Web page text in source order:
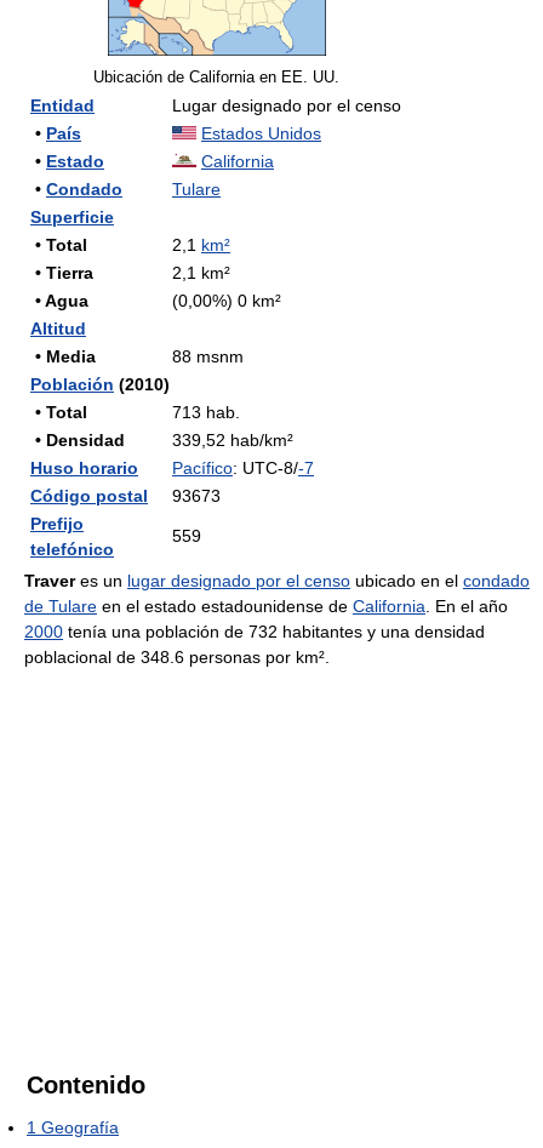
Ubicación de California en EE. UU.
Entidad
Lugar designado por el censo
• País
Estados Unidos
• Estado
California
• Condado
Tulare
Superficie
• Total
2,1 km²
• Tierra
2,1 km²
• Agua
(0,00%) 0 km²
Altitud
• Media
88 msnm
Población (2010)
• Total
713 hab.
• Densidad
339,52 hab/km²
Huso horario
Pacífico: UTC-8/-7
Código postal
93673
Prefijo
telefónico
559
Traveres un lugar designado por el censo ubicado en el condado
de Tulare en el estado estadounidense de California . En el año
2000 tenía una población de 732 habitantes y una densidad
poblacional de 348.6 personas por km².
Contenido
1 Geografía